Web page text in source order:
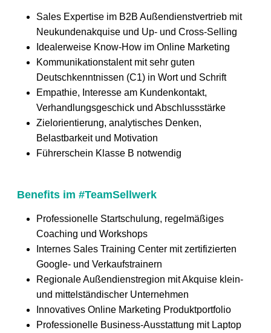
Sales Expertise im B2B Außendienstvertrieb mit
Neukundenakquise und Up- und Cross-Selling
Idealerweise Know-How im Online Marketing
Kommunikationstalent mit sehr guten
Deutschkenntnissen (C1) in Wort und Schrift
Empathie, Interesse am Kundenkontakt,
Verhandlungsgeschick und Abschlussstärke
Zielorientierung, analytisches Denken,
Belastbarkeit und Motivation
Führerschein Klasse B notwendig
Benefits im #TeamSellwerk
Professionelle Startschulung, regelmäßiges
Coaching und Workshops
Internes Sales Training Center mit zertifizierten
Google- und Verkaufstrainern
Regionale Außendienstregion mit Akquise klein-
und mittelständischer Unternehmen
Innovatives Online Marketing Produktportfolio
Professionelle Business-Ausstattung mit Laptop